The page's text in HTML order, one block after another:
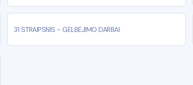
31 STRAIPSNIS - GELBĖJIMO DARBAI